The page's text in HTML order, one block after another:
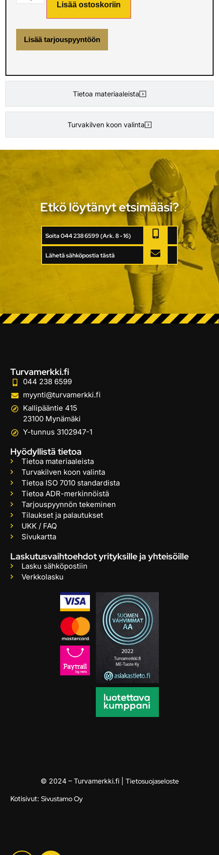
Tietoa materiaaleista
Turvakilven koon valinta
Lisää ostoskoriin
Lisää tarjouspyyntöön
Etkö löytänyt etsimääsi?
Soita 044 238 6599 (Ark. 8 - 16)
Lähetä sähköpostia tästä
Turvamerkki.fi
044 238 6599
myynti@turvamerkki.fi
Kallipääntie 415
23100 Mynämäki
Y-tunnus 3102947-1
Hyödyllistä tietoa
Tietoa materiaaleista
Turvakilven koon valinta
Tietoa ISO 7010 standardista
Tietoa ADR-merkinnöistä
Tarjouspyynnön tekeminen
Tilaukset ja palautukset
UKK / FAQ
Sivukartta
Laskutusvaihtoehdot yrityksille ja yhteisöille
Lasku sähköpostiin
Verkkolasku
© 2024 – Turvamerkki.fi | Tietosuojaseloste
Kotisivut: Sivustamo Oy